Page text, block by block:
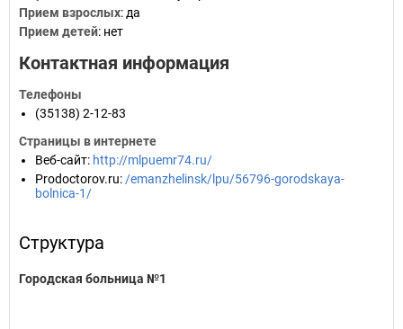
Прием взрослых: да
Прием детей: нет
Контактная информация
Телефоны
(35138) 2-12-83
Страницы в интернете
Веб-сайт: http://mlpuemr74.ru/
Prodoctorov.ru: /emanzhelinsk/lpu/56796-gorodskaya-
bolnica-1/
Структура
Городская больница №1